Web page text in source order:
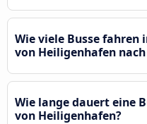
Wie viele Busse fahren
von Heiligenhafen
Wie lange dauert eine
von Heiligenhafen?